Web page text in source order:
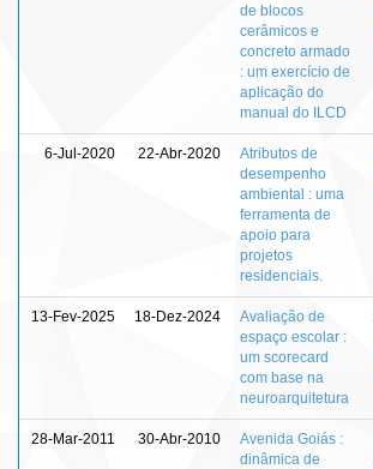
de blocos
cerâmicos e
concreto armado
: um exercício de
aplicação do
manual do ILCD
6-Jul-2020 22-Abr-2020
Atributos de
desempenho
ambiental : uma
ferramenta de
apoio para
projetos
residenciais.
13-Fev-2025 18-Dez-2024
Avaliação de
espaço escolar :
um scorecard
com base na
neuroarquitetura
28-Mar-2011 30-Abr-2010
Avenida Goiás :
dinâmica de